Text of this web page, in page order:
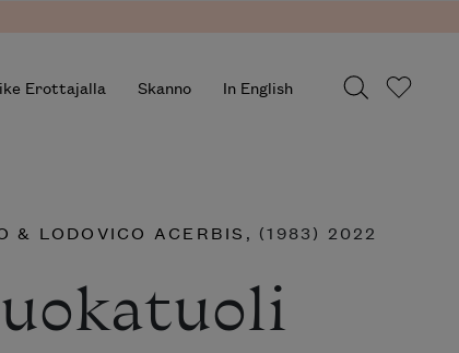
Erottajalla Skanno In English
& LODOVICO ACERBIS , (1983) 2022